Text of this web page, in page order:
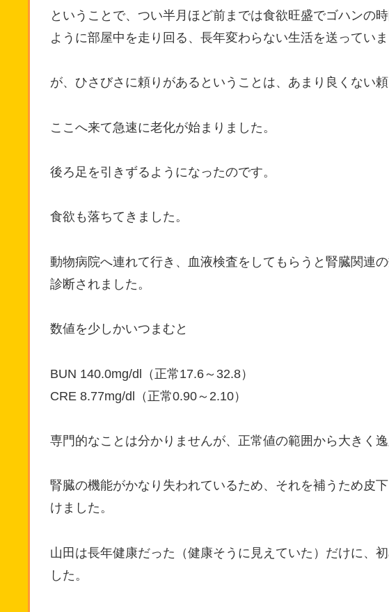
ということで、つい半月ほど前までは食欲旺盛でゴハンの
ように部屋中を走り回る、長年変わらない生活を送っていま
が、ひさびさに頼りがあるということは、あまり良くない頼
ここへ来て急速に老化が始まりました。
後ろ足を引きずるようになったのです。
食欲も落ちてきました。
動物病院へ連れて行き、血液検査をしてもらうと腎臓関連
診断されました。
数値を少しかいつまむと
BUN 140.0mg/dl（正常17.6～32.8）
CRE 8.77mg/dl（正常0.90～2.10）
専門的なことは分かりませんが、正常値の範囲から大きく
腎臓の機能がかなり失われているため、それを補うため皮
けました。
山田は長年健康だった（健康そうに見えていた）だけに、
した。